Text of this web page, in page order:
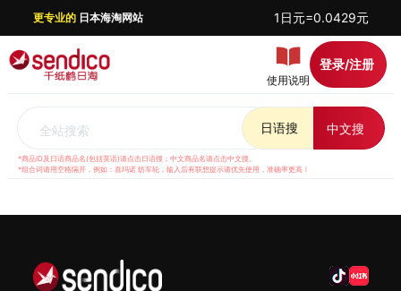
更专业的日本海淘网站 1日元=0.0429元
使用说明
登录/注册
全站搜索 日语搜 中文搜
*商品ID及日语商品名(包括英语)请点击日语搜；中文商品名请点击中文搜。
*组合词请用空格隔开，例如：喜玛诺 纺车轮，输入后有联想提示请优先使用，准确率更高！